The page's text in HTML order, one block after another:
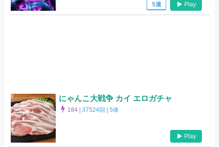
5連 Play
にゃんこ大戦争 カイ エロガチャ
184 |37524回 |5体
Play